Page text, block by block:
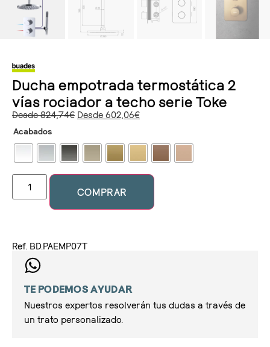
Ducha empotrada termostática 2
vías rociador a techo serie Toke
Desde824,74€ Desde 602,06€
Acabados
COMPRAR
Ref. BD.PAEMP07T
TE PODEMOS AYUDAR
Nuestros expertos resolverán tus dudas a través de
un trato personalizado.